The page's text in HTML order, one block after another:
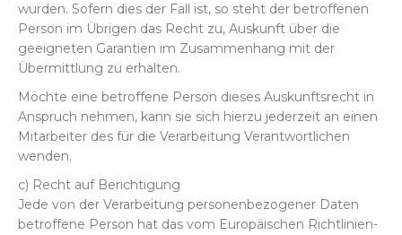
wurden. Sofern dies der Fall ist, so steht der betroffenen
Person im Übrigen das Recht zu, Auskunft über die
geeigneten Garantien im Zusammenhang mit der
Übermittlung zu erhalten.
Möchte eine betroffene Person dieses Auskunftsrecht in
Anspruch nehmen, kann sie sich hierzu jederzeit an einen
Mitarbeiter des für die Verarbeitung Verantwortlichen
wenden.
c) Recht auf Berichtigung
Jede von der Verarbeitung personenbezogener Daten
betroffene Person hat das vom Europäischen Richtlinien-